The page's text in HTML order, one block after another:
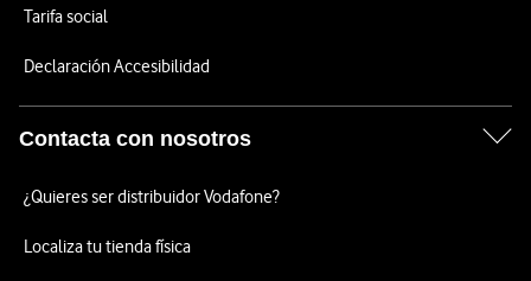
Tarifa social
Declaración Accesibilidad
Contacta con nosotros
¿Quieres ser distribuidor Vodafone?
Localiza tu tienda física